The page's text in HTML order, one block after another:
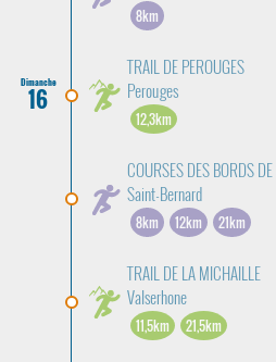
8km
Dimanche
16
TRAIL DE PEROUGES
Perouges
12,3km
COURSES DES BORDS
Saint-Bernard
8km 12km 21km
TRAIL DE LA MICHAILLE
Valserhone
11,5km 21,5km